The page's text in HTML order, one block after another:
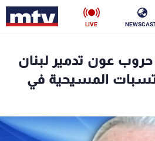
LIVE
عون تدمير لبنان
المسيحية في